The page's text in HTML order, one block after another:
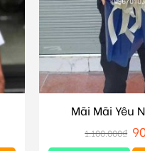
Mãi Mãi Yêu
1.100.000₫